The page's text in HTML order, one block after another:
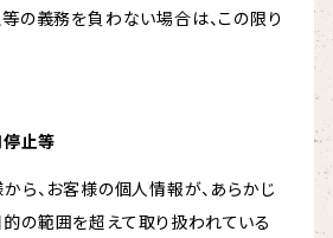
等の義務を負わない場合は、この限り
止等
から、お客様の個人情報が、あらかじ
の範囲を超えて取り扱われている